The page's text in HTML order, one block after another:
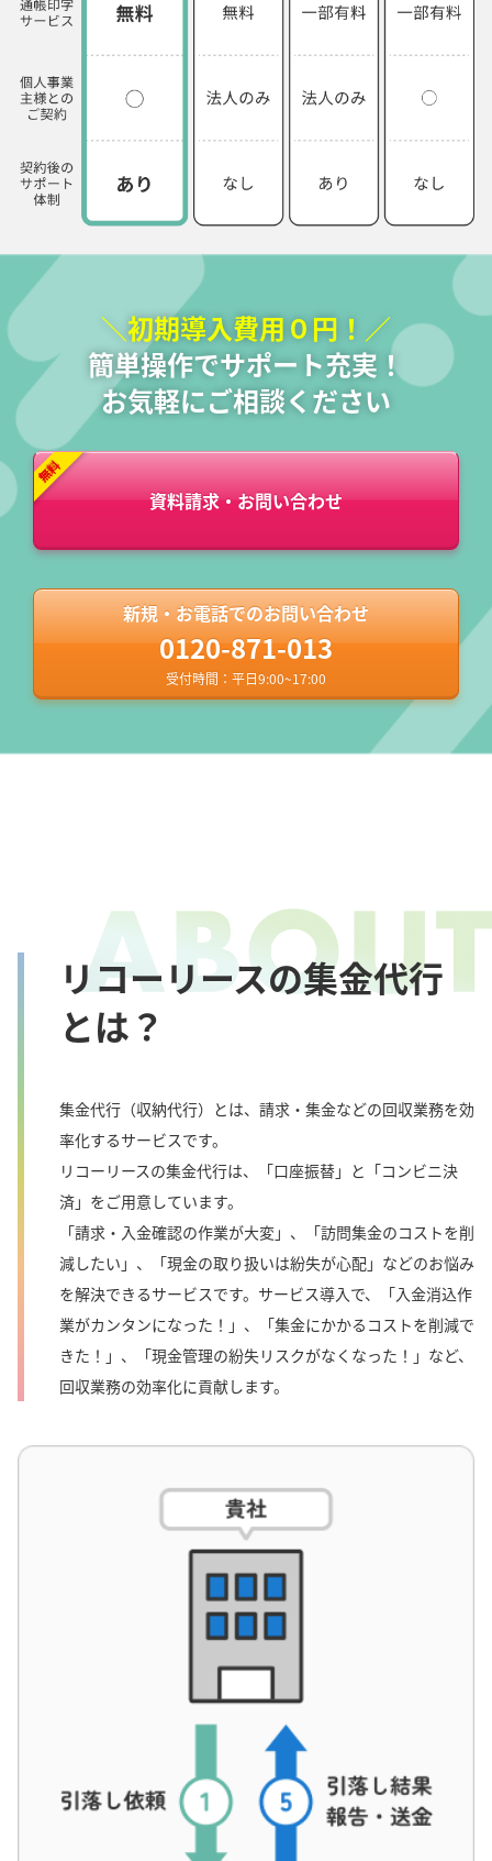
＼初期導入費用０円！／
簡単操作でサポート充実！
お気軽にご相談ください
資料請求・お問い合わせ
新規・お電話でのお問い合わせ
0120-871-013
受付時間：平日9:00~17:00
リコーリースの集金代行
とは？
集金代行（収納代行）とは、請求・集金などの回収業務を効
率化するサービスです。
リコーリースの集金代行は、「口座振替」と「コンビニ決
済」をご用意しています。
「請求・入金確認の作業が大変」、「訪問集金のコストを削
減したい」、「現金の取り扱いは紛失が心配」などのお悩み
を解決できるサービスです。サービス導入で、「入金消込作
業がカンタンになった！」、「集金にかかるコストを削減で
きた！」、「現金管理の紛失リスクがなくなった！」など、
回収業務の効率化に貢献します。